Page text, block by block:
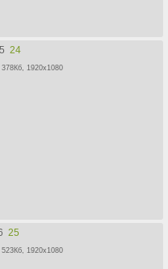
24
378Кб, 1920x1080
25
523Кб, 1920x1080